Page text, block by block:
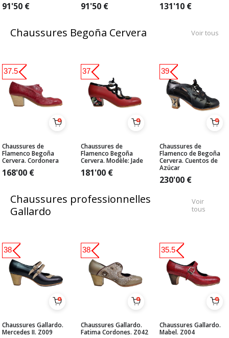
91'50 € 91'50 € 131'10 €
Chaussures Begoña Cervera Voir tous
Chaussures de
Flamenco Begoña
Cervera. Cordonera
168'00 €
37.5
Chaussures de
Flamenco Begoña
Cervera. Modèle: Jade
181'00 €
37
Chaussures de
Flamenco de Begoña
Cervera. Cuentos de
Azúcar
230'00 €
39
Chaussures professionnelles
Gallardo
Voir
tous
Chaussures Gallardo.
Mercedes II. Z009
38
Chaussures Gallardo.
Fatima Cordones. Z042
38
Chaussures Gallardo.
Mabel. Z004
35.5